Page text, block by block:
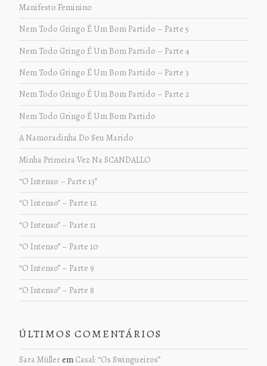
Manifesto Feminino
Nem Todo Gringo É Um Bom Partido – Parte 5
Nem Todo Gringo É Um Bom Partido – Parte 4
Nem Todo Gringo É Um Bom Partido – Parte 3
Nem Todo Gringo É Um Bom Partido – Parte 2
Nem Todo Gringo É Um Bom Partido
A Namoradinha Do Seu Marido
Minha Primeira Vez Na SCANDALLO
“O Intenso – Parte 13”
“O Intenso” – Parte 12
“O Intenso” – Parte 11
“O Intenso” – Parte 10
“O Intenso” – Parte 9
“O Intenso” – Parte 8
ÚLTIMOS COMENTÁRIOS
Sara Müllerem Casal: “Os Swingueiros”